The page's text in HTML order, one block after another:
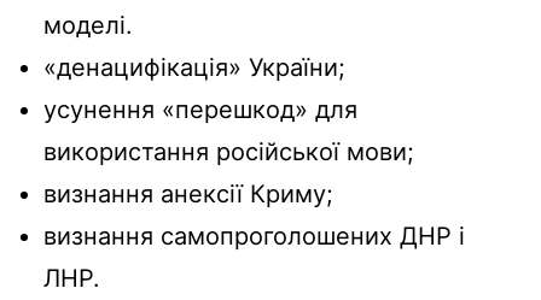
моделі.
«денацифікація» України;
усунення «перешкод» для
використання російської мови;
визнання анексії Криму;
визнання самопроголошених ДНР і
ЛНР.